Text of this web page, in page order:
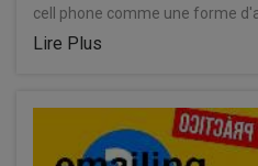
cell phone comme une forme
Lire Plus